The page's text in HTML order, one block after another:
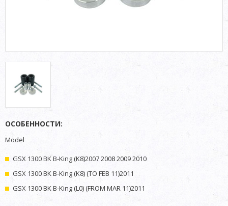
ОСОБЕННОСТИ:
Model
GSX 1300 BK B-King (K8)2007 2008 2009 2010
GSX 1300 BK B-King (K8) (TO FEB 11)2011
GSX 1300 BK B-King (L0) (FROM MAR 11)2011